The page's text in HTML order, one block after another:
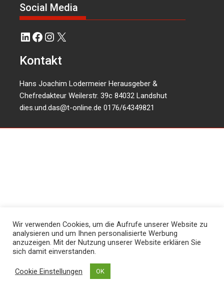
Social Media
LinkedIn
Facebook
Instagram
X
Kontakt
Hans Joachim Lodermeier Herausgeber &
Chefredakteur Weilerstr. 39c 84032 Landshut
dies.und.das@t-online.de 0176/64349821
Wir verwenden Cookies, um die Aufrufe unserer Website zu
analysieren und um Ihnen personalisierte Werbung
anzuzeigen. Mit der Nutzung unserer Website erklären Sie
sich damit einverstanden.
Cookie Einstellungen OK